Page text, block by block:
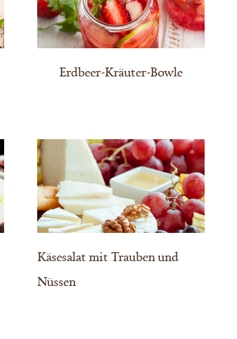
Erdbeer-Kräuter-Bowle
Käsesalat mit Trauben und
Nüssen